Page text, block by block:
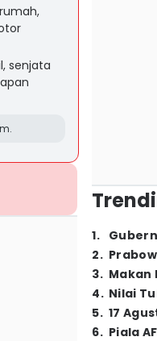
senjata
1.
2.
3. Makan
4. Nilai
5. 17
6. Piala